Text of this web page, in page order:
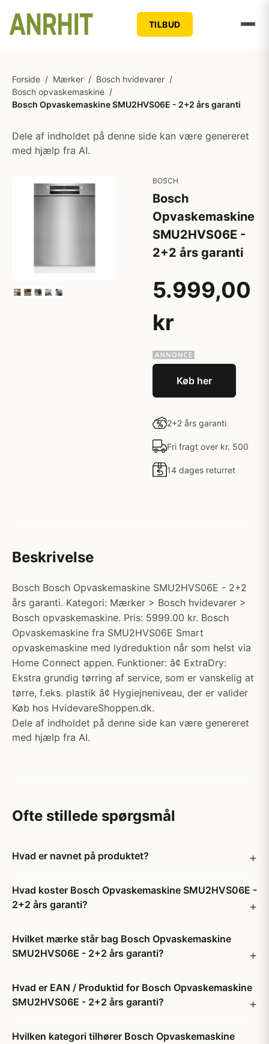
TILBUD
Forside / Mærker / Bosch hvidevarer /
Bosch opvaskemaskine /
Bosch Opvaskemaskine SMU2HVS06E - 2+2 års garanti
Dele af indholdet på denne side kan være genereret
med hjælp fra AI.
BOSCH
Bosch
Opvaskemaskine
SMU2HVS06E -
2+2 års garanti
5.999,00
kr
Køb her
2+2 års garanti
Fri fragt over kr. 500
14 dages returret
Beskrivelse
Bosch Bosch Opvaskemaskine SMU2HVS06E - 2+2
års garanti. Kategori: Mærker > Bosch hvidevarer >
Bosch opvaskemaskine. Pris: 5999.00 kr. Bosch
Opvaskemaskine fra SMU2HVS06E Smart
opvaskemaskine med lydreduktion når som helst via
Home Connect appen. Funktioner: â¢ ExtraDry:
Ekstra grundig tørring af service, som er vanskelig at
tørre, f.eks. plastik â¢ Hygiejneniveau, der er valider
Køb hos HvidevareShoppen.dk.
Dele af indholdet på denne side kan være genereret
med hjælp fra AI.
Ofte stillede spørgsmål
Hvad er navnet på produktet?
Hvad koster Bosch Opvaskemaskine SMU2HVS06E -
2+2 års garanti?
Hvilket mærke står bag Bosch Opvaskemaskine
SMU2HVS06E - 2+2 års garanti?
Hvad er EAN / Produktid for Bosch Opvaskemaskine
SMU2HVS06E - 2+2 års garanti?
Hvilken kategori tilhører Bosch Opvaskemaskine